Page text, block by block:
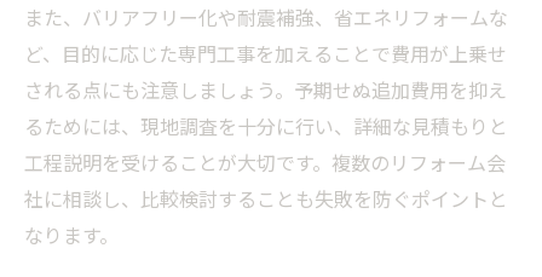
また、バリアフリー化や耐震補強、省エネリフォームな
ど、目的に応じた専門工事を加えることで費用が上乗せ
される点にも注意しましょう。予期せぬ追加費用を抑え
るためには、現地調査を十分に行い、詳細な見積もりと
工程説明を受けることが大切です。複数のリフォーム会
社に相談し、比較検討することも失敗を防ぐポイントと
なります。